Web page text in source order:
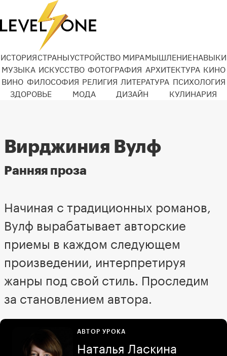
ИСТОРИЯСТРАНЫУСТРОЙСТВО МИРАМЫШЛЕНИЕНАВЫКИ
МУЗЫКА ИСКУССТВО ФОТОГРАФИЯ АРХИТЕКТУРА КИНО
ВИНО ФИЛОСОФИЯ РЕЛИГИЯ ЛИТЕРАТУРА ПСИХОЛОГИЯ
ЗДОРОВЬЕ
МОДА ДИЗАЙН КУЛИНАРИЯ
Вирджиния Вулф
Ранняя проза
Начиная с традиционных романов,
Вулф вырабатывает авторские
приемы в каждом следующем
произведении, интерпретируя
жанры под свой стиль. Проследим
за становлением автора.
АВТОР УРОКА
Наталья Ласкина